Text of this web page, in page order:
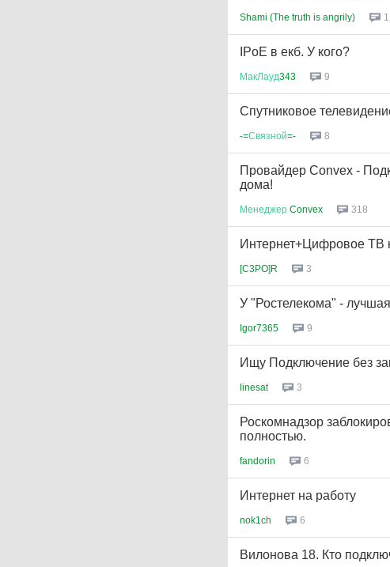
Shami (The truth is angrily)
IPoE в екб. У кого?
МакЛауд343 9
Спутниковое
-=Связной=- 8
Провайдер Convex -
дома!
Менеджер Convex 318
Интернет+Цифровое ТВ
[C3PO]R 3
У "Ростелекома" -
Igor7365 9
Ищу Подключение без
linesat 3
Роскомнадзор
полностью.
fandorin 6
Интернет на работу
nok1ch 6
Вилонова 18. Кто